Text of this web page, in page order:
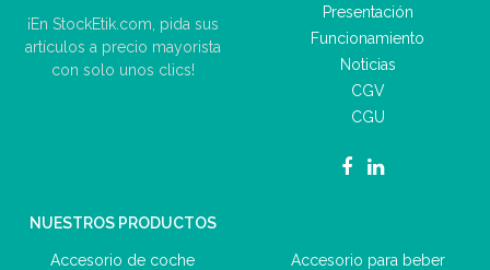
¡En StockEtik.com, pida sus
artículos a precio mayorista
con solo unos clics!
Presentación
Funcionamiento
Noticias
CGV
CGU
NUESTROS PRODUCTOS
Accesorio de coche
Accesorio para beber